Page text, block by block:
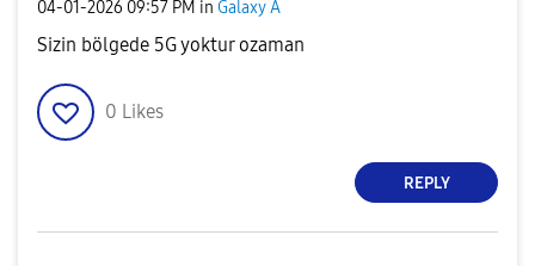
‎04-01-2026 09:57 PM in Galaxy A
Sizin bölgede 5G yoktur ozaman
0 Likes
REPLY